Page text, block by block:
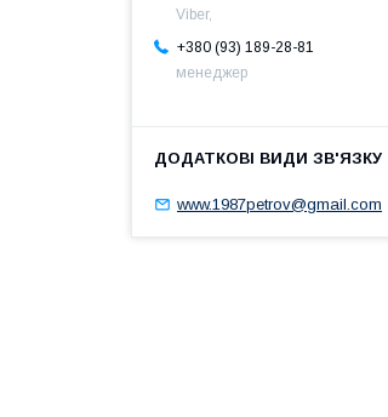
Viber,
+380 (93) 189-28-81
менеджер
www.1987petrov@gmail.com